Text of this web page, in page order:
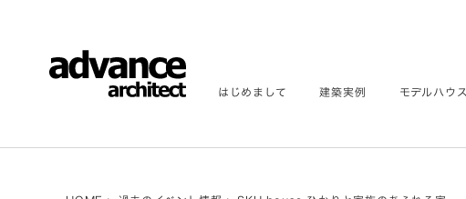
はじめまして 建築実例 モデルハウス